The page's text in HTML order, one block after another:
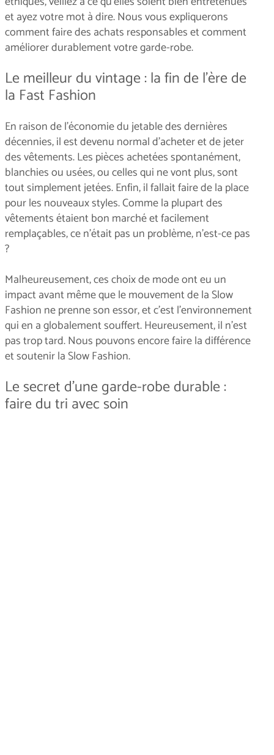
et ayez votre mot à dire. Nous vous expliquerons
comment faire des achats responsables et comment
améliorer durablement votre garde-robe.
Le meilleur du vintage : la fin de l'ère de
la Fast Fashion
En raison de l'économie du jetable des dernières
décennies, il est devenu normal d'acheter et de jeter
des vêtements. Les pièces achetées spontanément,
blanchies ou usées, ou celles qui ne vont plus, sont
tout simplement jetées. Enfin, il fallait faire de la place
pour les nouveaux styles. Comme la plupart des
vêtements étaient bon marché et facilement
remplaçables, ce n'était pas un problème, n'est-ce pas
?
Malheureusement, ces choix de mode ont eu un
impact avant même que le mouvement de la Slow
Fashion ne prenne son essor, et c’est l'environnement
qui en a globalement souffert. Heureusement, il n'est
pas trop tard. Nous pouvons encore faire la différence
et soutenir la Slow Fashion.
Le secret d’une garde-robe durable :
faire du tri avec soin